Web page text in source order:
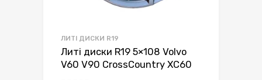
ЛИТІ ДИСКИ R19
Литі диски R19 5×108 Volvo
V60 V90 CrossCountry XC60